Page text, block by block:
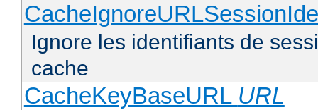
Ignore les identifiants de
cache
CacheKeyBaseURL URL